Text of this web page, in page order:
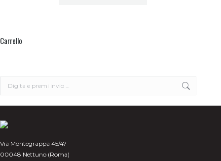
scelte
nella
pagina
Carrello
Via Montegrappa 45/47
00048 Nettuno (Roma)